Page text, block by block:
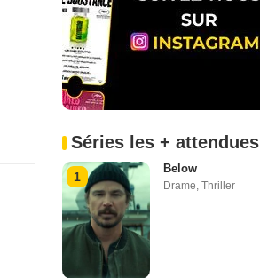
Séries les + attendues
1
Below
Drame Thriller